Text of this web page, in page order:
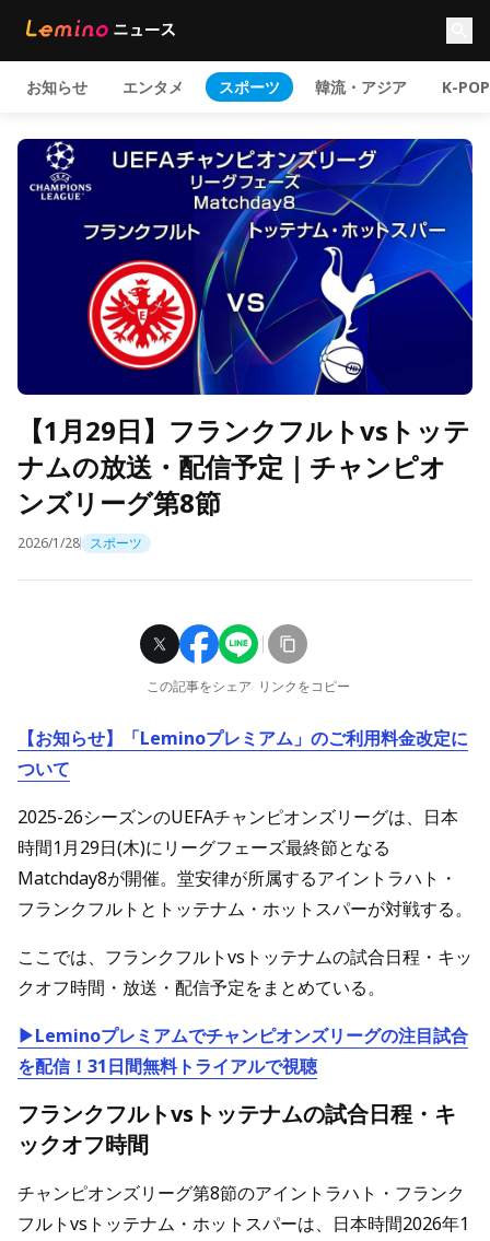
お知らせ エンタメ スポーツ 韓流・アジア K-POP
【1月29日】フランクフルトvsトッテ
ナムの放送・配信予定｜チャンピオ
ンズリーグ第8節
2026/1/28 スポーツ
この記事をシェア リンクをコピー
【お知らせ】「Leminoプレミアム」のご利用料金改定に
ついて
2025-26シーズンのUEFAチャンピオンズリーグは、日本
時間1月29日(木)にリーグフェーズ最終節となる
Matchday8が開催。堂安律が所属するアイントラハト・
フランクフルトとトッテナム・ホットスパーが対戦する。
ここでは、フランクフルトvsトッテナムの試合日程・キッ
クオフ時間・放送・配信予定をまとめている。
▶Leminoプレミアムでチャンピオンズリーグの注目試合
を配信！31日間無料トライアルで視聴
フランクフルトvsトッテナムの試合日程・キ
ックオフ時間
チャンピオンズリーグ第8節のアイントラハト・フランク
フルトvsトッテナム・ホットスパーは、日本時間2026年1